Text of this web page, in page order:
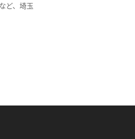
ど、埼玉